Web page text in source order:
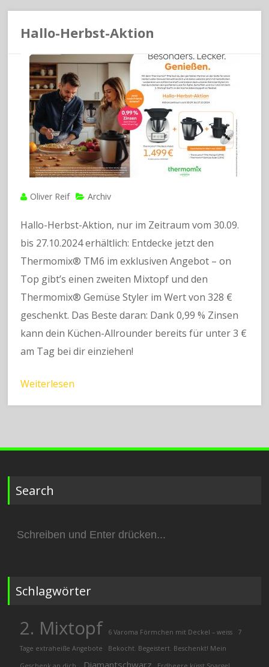
Hallo-Herbst-Aktion
Oliver Reif Archiv
Hallo-Herbst-Aktion, nur im Zeitraum vom 30.09.
bis 27.10.2024 erhältlich: Entdecke jetzt den
Thermomix® TM6 im exklusiven Angebot – on
Top gibt’s einen zweiten Mixtopf und den
Thermomix® Gemüse Styler im Wert von 328 €
geschenkt. Das Beste daran: Dank 0,99 % Zinsen
kann dein Küchen-Allrounder bereits für unter 3 €
am Tag bei dir einziehen!
Weiterlesen
Search
nach:
Schlagwörter
2. Mixtopf 6 Varoma Förmchen mit Deckel – weiss
7
Tage extraheiße Angebote
Bekocht. Begeistert. Beschenkt! Mein